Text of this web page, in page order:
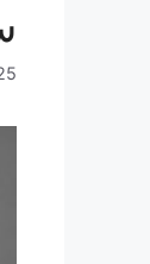
25 أبريل،